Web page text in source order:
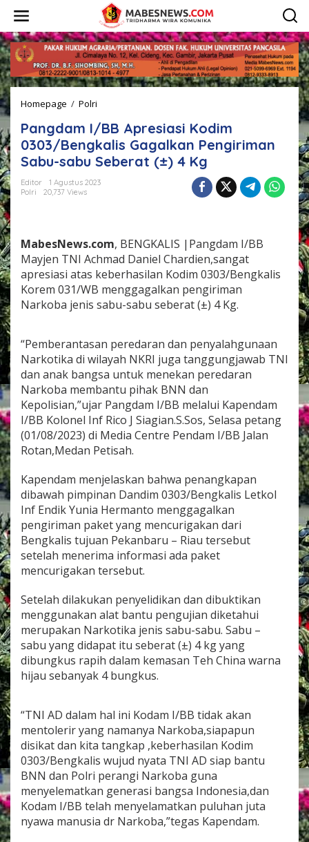
w
a
t
i
k
e
k
o
n
t
e
n
Homepage / Polri
n
g
d
a
m
A
p
r
e
s
i
i
K
o
d
i
m
0
3
0
3
B
e
n
g
k
a
l
s
a
g
a
k
a
n
n
g
i
r
i
m
a
S
a
Pangdam I/BB Apresiasi Kodim
0303/Bengkalis Gagalkan Pengiriman
Sabu-sabu Seberat (±) 4 Kg
Editor
1 Agustus 2023
Polri
20,737 Views
MabesNews.com, BENGKALIS |Pangdam I/BB
Mayjen TNI Achmad Daniel Chardien,sangat
apresiasi atas keberhasilan Kodim 0303/Bengkalis
Korem 031/WB menggagalkan pengiriman
Narkoba jenis sabu-sabu seberat (±) 4 Kg.
“Pemberantasan peredaran dan penyalahgunaan
Narkotika di wilayah NKRI juga tanggungjawab TNI
dan anak bangsa untuk menekan peredaran
Narkoba membantu pihak BNN dan
Kepolisian,”ujar Pangdam I/BB melalui Kapendam
I/BB Kolonel Inf Rico J Siagian.S.Sos, Selasa petang
(01/08/2023) di Media Centre Pendam I/BB Jalan
Rotan,Medan Petisah.
Kapendam menjelaskan bahwa penangkapan
dibawah pimpinan Dandim 0303/Bengkalis Letkol
Inf Endik Yunia Hermanto menggagalkan
pengiriman paket yang mencurigakan dari
Bengkalis tujuan Pekanbaru – Riau tersebut
setelah menerima informasi ada paket
mencurigakan tersebut.
Setelah dilakukan penyelidikan dan dibuktikan
menggunakan alat bantu pengujian diketahui
merupakan Narkotika jenis sabu-sabu. Sabu –
sabu yang didapat itu seberat (±) 4 kg yang
dibungkus rapih dalam kemasan Teh China warna
hijau sebanyak 4 bungkus.
“TNI AD dalam hal ini Kodam I/BB tidak akan
mentolerir yang namanya Narkoba,siapapun
disikat dan kita tangkap ,keberhasilan Kodim
0303/Bengkalis wujud nyata TNI AD siap bantu
BNN dan Polri perangi Narkoba guna
menyelematkan generasi bangsa Indonesia,dan
Kodam I/BB telah menyelamatkan puluhan juta
nyawa manusia dr Narkoba,”tegas Kapendam.